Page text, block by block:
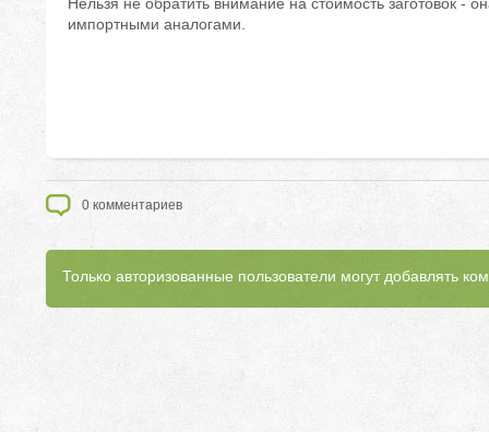
импортными аналогами.
0 комментариев
Только авторизованные пользователи могут добавлять